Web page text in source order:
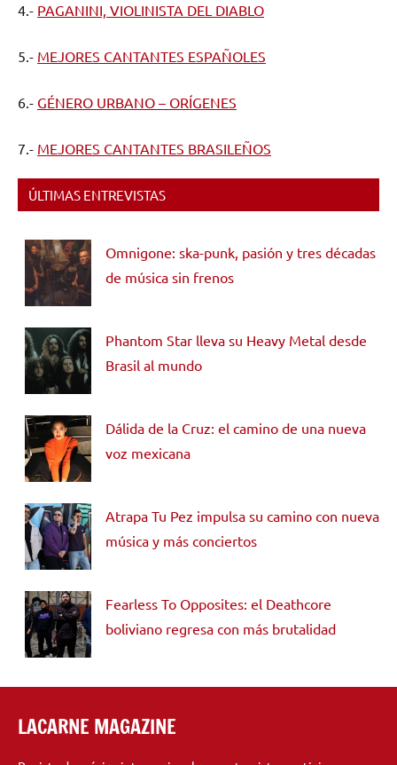
4.- PAGANINI, VIOLINISTA DEL DIABLO
5.- MEJORES CANTANTES ESPAÑOLES
6.- GÉNERO URBANO – ORÍGENES
7.- MEJORES CANTANTES BRASILEÑOS
ÚLTIMAS ENTREVISTAS
Omnigone: ska-punk, pasión y tres décadas
de música sin frenos
Phantom Star lleva su Heavy Metal desde
Brasil al mundo
Dálida de la Cruz: el camino de una nueva
voz mexicana
Atrapa Tu Pez impulsa su camino con nueva
música y más conciertos
Fearless To Opposites: el Deathcore
boliviano regresa con más brutalidad
LACARNE MAGAZINE